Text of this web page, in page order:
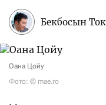
Бекбосын
Оана Цойу
Фото: © mae.ro